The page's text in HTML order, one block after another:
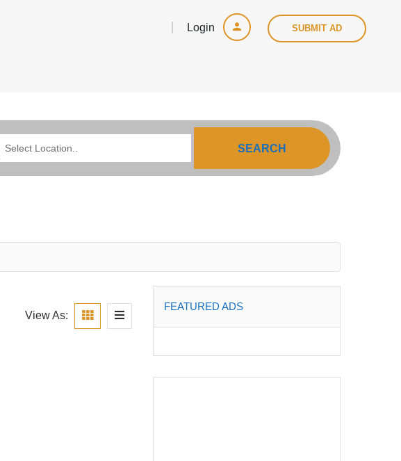
Login SUBMIT AD
SEARCH
View As:
FEATURED ADS